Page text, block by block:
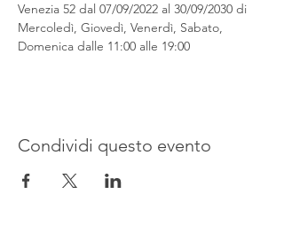
Venezia 52 dal 07/09/2022 al 30/09/2030 di
Mercoledì, Giovedì, Venerdì, Sabato,
Domenica dalle 11:00 alle 19:00
Condividi questo evento